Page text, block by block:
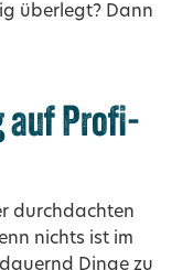
überlegt? Dann
auf Profi-
durchdachten
nichts ist im
Dinge zu